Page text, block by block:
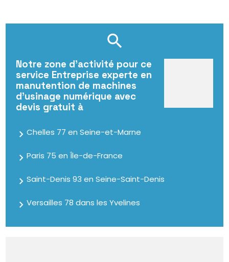
Notre zone d'activité pour ce
service Entreprise experte en
manutention de machines
d'usinage numérique avec
devis gratuit à
Chelles 77 en Seine-et-Marne
Paris 75 en Île-de-France
Saint-Denis 93 en Seine-Saint-Denis
Versailles 78 dans les Yvelines